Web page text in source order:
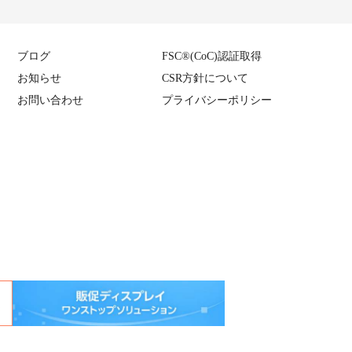
ブログ
お知らせ
お問い合わせ
FSC®(CoC)認証取得
CSR方針について
プライバシーポリシー